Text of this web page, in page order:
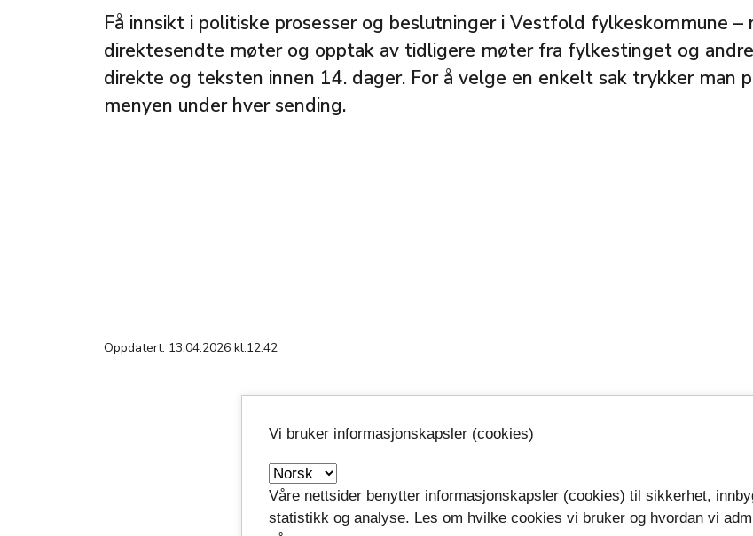
Få innsikt i politiske prosesser og beslutninger i Vestfold fylkeskommune –
direktesendte møter og opptak av tidligere møter fra fylkestinget og
direkte og teksten innen 14. dager. For å velge en enkelt sak trykker man
menyen under hver sending.
Oppdatert: 13.04.2026 kl.12:42
Vi bruker informasjonskapsler (cookies)
Våre nettsider benytter informasjonskapsler (cookies) til sikkerhet,
statistikk og analyse. Les om hvilke cookies vi bruker og hvordan vi